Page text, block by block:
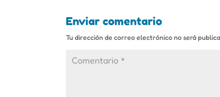
Enviar comentario
Tu dirección de correo electrónico no será